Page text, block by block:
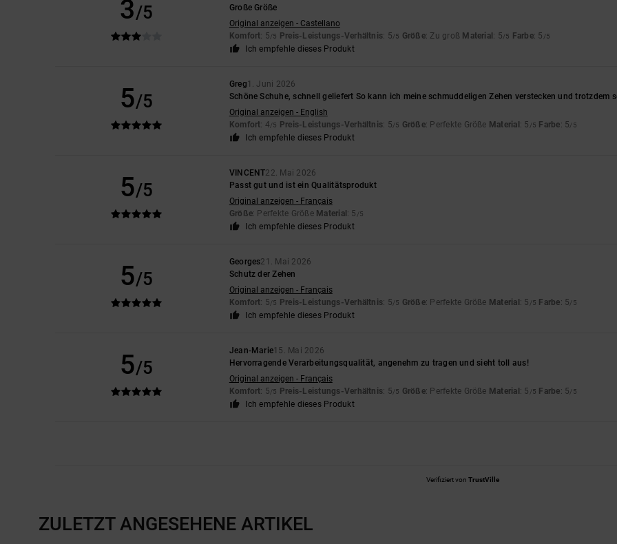
3/5
Große Größe
Original anzeigen - Castellano
Komfort: 5/5 Preis-Leistungs-Verhältnis: 5/5 Größe: Zu groß Material : 5/5 Farbe: 5 /5
Ich empfehle dieses Produkt
5/5
Greg1. Juni 2026
Schöne Schuhe, schnell geliefert So kann ich meine schmuddeligen Zehen verstecken und trotzdem
Original anzeigen - English
Komfort: 4/5 Preis-Leistungs-Verhältnis: 5/5 Größe: Perfekte Größe Material : 5 /5 Farbe: 5/5
Ich empfehle dieses Produkt
5/5
VINCENT22. Mai 2026
Passt gut und ist ein Qualitätsprodukt
Original anzeigen - Français
Größe: Perfekte Größe Material : 5 /5
Ich empfehle dieses Produkt
5/5
Georges21. Mai 2026
Schutz der Zehen
Original anzeigen - Français
Komfort: 5/5 Preis-Leistungs-Verhältnis: 5/5 Größe: Perfekte Größe Material : 5 /5 Farbe: 5/5
Ich empfehle dieses Produkt
5/5
Jean-Marie15. Mai 2026
Hervorragende Verarbeitungsqualität, angenehm zu tragen und sieht toll aus!
Original anzeigen - Français
Komfort: 5/5 Preis-Leistungs-Verhältnis: 5/5 Größe: Perfekte Größe Material : 5 /5 Farbe: 5/5
Ich empfehle dieses Produkt
Verifiziert von TrustVille
ZULETZT ANGESEHENE ARTIKEL